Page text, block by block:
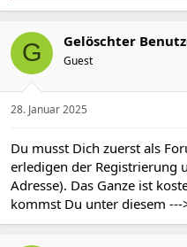
a
t
i
e
n
G Gelöschter
Guest
28. Januar 2025
Du musst Dich zuerst als
erledigen der Registrierung
Adresse). Das Ganze ist
kommst Du unter diesem ---